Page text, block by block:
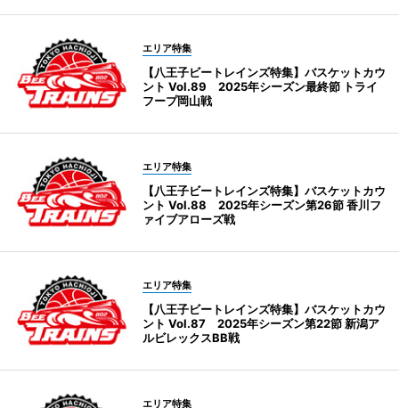
エリア特集
【八王子ビートレインズ特集】バスケットカウ
ント Vol.89 2025年シーズン最終節 トライ
フープ岡山戦
エリア特集
【八王子ビートレインズ特集】バスケットカウ
ント Vol.88 2025年シーズン第26節 香川フ
ァイブアローズ戦
エリア特集
【八王子ビートレインズ特集】バスケットカウ
ント Vol.87 2025年シーズン第22節 新潟ア
ルビレックスBB戦
エリア特集